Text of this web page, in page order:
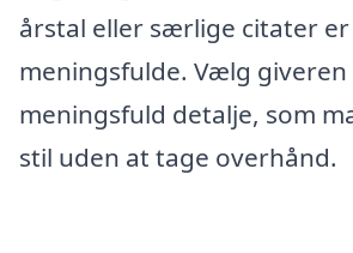
årstal eller særlige citater
meningsfulde. Vælg giveren
meningsfuld detalje, som
stil uden at tage overhånd.